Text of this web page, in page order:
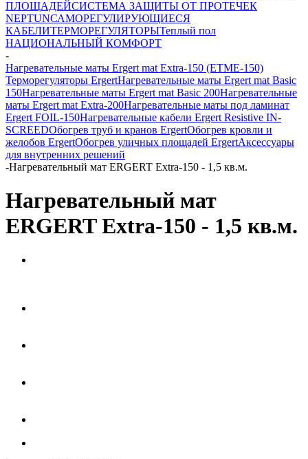
ПЛОЩАДЕЙСИСТЕМА ЗАЩИТЫ ОТ ПРОТЕЧЕК
NEPTUNСАМОРЕГУЛИРУЮЩИЕСЯ
КАБЕЛИТЕРМОРЕГУЛЯТОРЫТеплый пол
НАЦИОНАЛЬНЫЙ КОМФОРТ
-
Нагревательные маты Ergert mat Extra-150 (ETME-150)
Терморегуляторы ErgertНагревательные маты Ergert mat Basic
150Нагревательные маты Ergert mat Basic 200Нагревательные
маты Ergert mat Extra-200Нагревательные маты под ламинат
Ergert FOIL-150Нагревательные кабели Ergert Resistive IN-
SCREEDОбогрев труб и кранов ErgertОбогрев кровли и
желобов ErgertОбогрев уличных площадей ErgertАксессуары
для внутренних решений
-Нагревательный мат ERGERT Extra-150 - 1,5 кв.м.
Нагревательный мат
ERGERT Extra-150 - 1,5 кв.м.